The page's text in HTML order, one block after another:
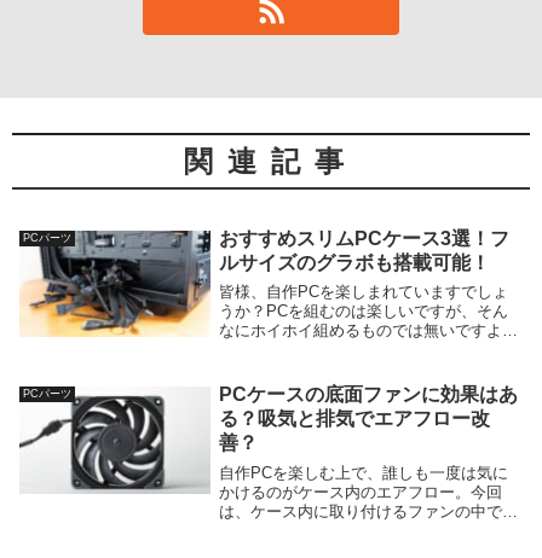
関連記事
PCパーツ
おすすめスリムPCケース3選！フ
ルサイズのグラボも搭載可能！
皆様、自作PCを楽しまれていますでしょ
うか？PCを組むのは楽しいですが、そん
なにホイホイ組めるものでは無いですよ
えてみたりと、ちょこちょこ手を入れてい
ます...
PCパーツ
PCケースの底面ファンに効果はあ
る？吸気と排気でエアフロー改
善？
自作PCを楽しむ上で、誰しも一度は気に
かけるのがケース内のエアフロー。今回
は、ケース内に取り付けるファンの中で